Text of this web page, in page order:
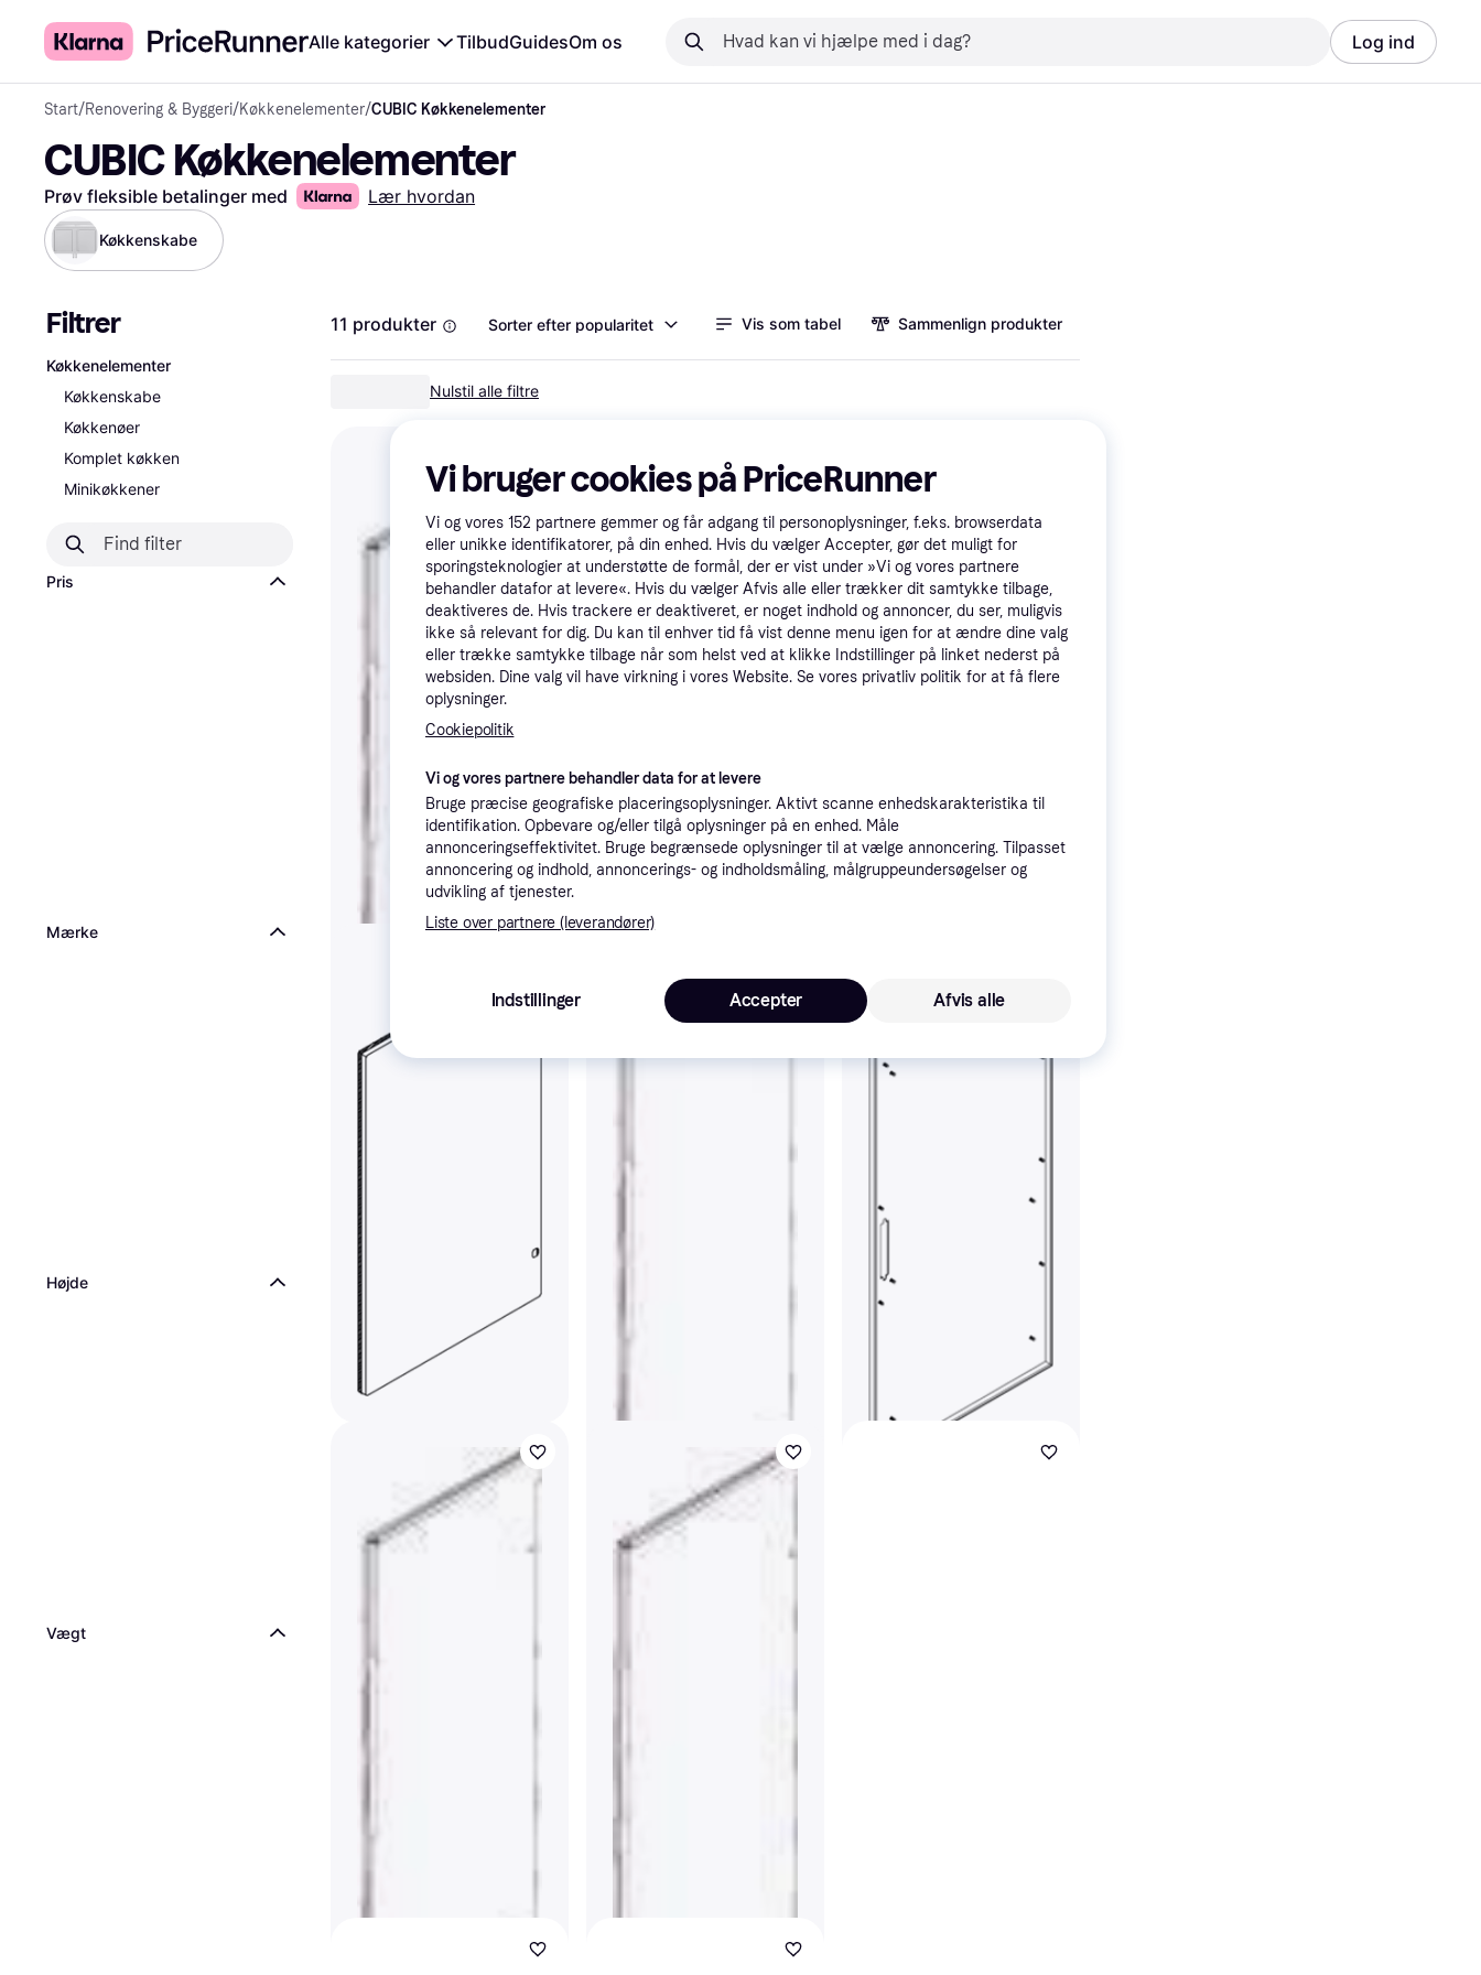
Alle kategorier TilbudGuidesOm os Log ind
Start/Renovering & Byggeri/Køkkenelementer/CUBIC Køkkenelementer
CUBIC Køkkenelementer
Prøv fleksible betalinger med Lær hvordan
Køkkenskabe
Filtrer
Køkkenelementer
Køkkenskabe
Køkkenøer
Komplet køkken
Minikøkkener
Pris
Mærke
Højde
Vægt
11 produkter Sorter efter popularitet Vis som tabel Sammenlign produkter
Nulstil alle filtre
CUBIC Låge 3 x 1 Modul
Køkkenlåge & Skuffefront
176 kr.
6 butikker
CUBIC Door 2x2 Module
221 kr.
CUBIC Låge T4 X 7 bxh
Køkkenlåge & Skuffefront
5 butikker
Køkkenlåge & Skuffefront
1 butik
CUBIC Dør T1 x 4,
Vi bruger cookies på PriceRunner
Vi og vores 152 partnere gemmer og får adgang til personoplysninger, f.eks. browserdata
eller unikke identifikatorer, på din enhed. Hvis du vælger Accepter, gør det muligt for
sporingsteknologier at understøtte de formål, der er vist under »Vi og vores partnere
behandler datafor at levere«. Hvis du vælger Afvis alle eller trækker dit samtykke tilbage,
deaktiveres de. Hvis trackere er deaktiveret, er noget indhold og annoncer, du ser, muligvis
ikke så relevant for dig. Du kan til enhver tid få vist denne menu igen for at ændre dine valg
eller trække samtykke tilbage når som helst ved at klikke Indstillinger på linket nederst på
websiden. Dine valg vil have virkning i vores Website. Se vores privatliv politik for at få flere
oplysninger.
Cookiepolitik
Vi og vores partnere behandler data for at levere
Bruge præcise geografiske placeringsoplysninger. Aktivt scanne enhedskarakteristika til
identifikation. Opbevare og/eller tilgå oplysninger på en enhed. Måle
annonceringseffektivitet. Bruge begrænsede oplysninger til at vælge annoncering. Tilpasset
annoncering og indhold, annoncerings- og indholdsmåling, målgruppeundersøgelser og
udvikling af tjenester.
Liste over partnere (leverandører)
Indstillinger Afvis alle
Accepter